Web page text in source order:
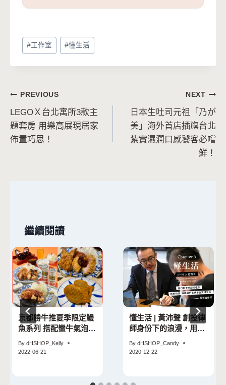
Post
Tags:
#工作室 #懂生活
文
章
導
PREVIOUS
LEGOＸ台北寓所3款主
題套房 用樂高展現居家
佈置巧思！
NEXT
日本生吐司元祖「乃が
美」海外首店插旗台北
紮實濕潤口感饕客必嚐
鮮！
繼續閱讀
京都勝牛推夏季限定鰻
魚系列 搭配蠻牛氣泡飲
By dHSHOP_Kelly
2022-06-21
懂生活 | 黃沛聲 創投律
師身份下的浪漫，用行
By dHSHOP_Candy
2020-12-22